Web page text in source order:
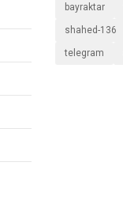
bayraktar
shahed-136
telegram